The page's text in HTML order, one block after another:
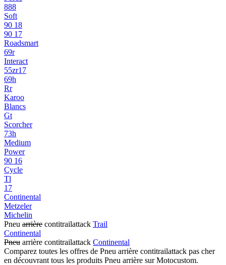
888
Soft
90 18
90 17
Roadsmart
69r
Interact
55zr17
69h
Rr
Karoo
Blancs
Gt
Scorcher
73h
Medium
Power
90 16
Cycle
Tl
17
Continental
Metzeler
Michelin
Pneu arrière contitrailattack Trail
Continental
Pneu arrière contitrailattack Continental
Comparez toutes les offres de Pneu arrière contitrailattack pas cher
en découvrant tous les produits Pneu arrière sur Motocustom.